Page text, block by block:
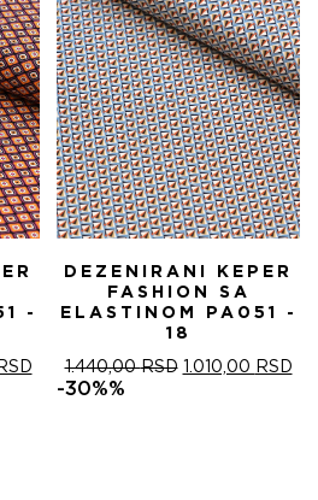
-
RSDТРЕНУТНА
ЦЕНА
DEZENIRANI KEPER
FASHION SA
ELASTINOM PA051 -
18
1.440,00RSD ОРИГИНАЛНА
1.010,00 RSD
-30%%